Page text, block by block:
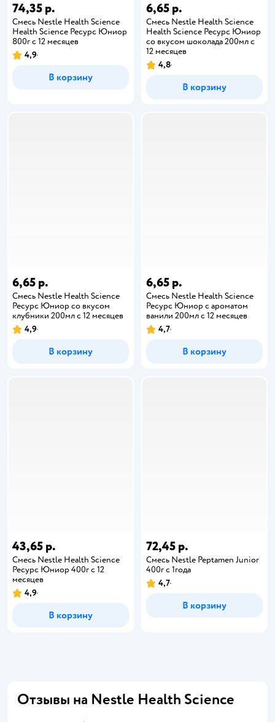
74,35 р.
Смесь Nestle Health Science
Health Science Ресурс Юниор
800г с 12 месяцев
4,9
В корзину
6,65 р.
Смесь Nestle Health Science
Health Science Ресурс Юниор
со вкусом шоколада 200мл с
12 месяцев
4,8
В корзину
6,65 р.
Смесь Nestle Health Science
Ресурс Юниор со вкусом
клубники 200мл с 12 месяцев
4,9
В корзину
6,65 р.
Смесь Nestle Health Science
Ресурс Юниор с ароматом
ванили 200мл с 12 месяцев
4,7
В корзину
43,65 р.
Смесь Nestle Health Science
Ресурс Юниор 400г с 12
месяцев
4,9
В корзину
72,45 р.
Смесь Nestle Peptamen Junior
400г с 1года
4,7
В корзину
Отзывы на Nestle Health Science